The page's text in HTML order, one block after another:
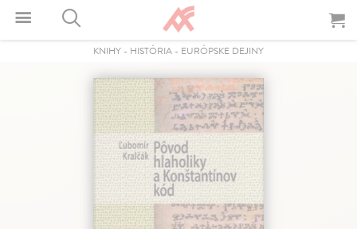
KNIHY - HISTÓRIA - EURÓPSKE DEJINY